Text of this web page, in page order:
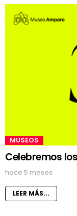
MUSEOS
Celebremos
hace 5 meses
LEER MÁS...